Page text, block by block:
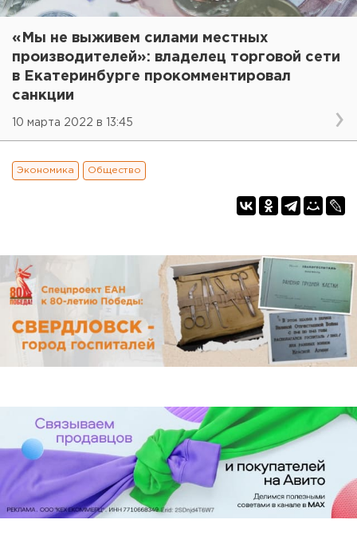
«Мы не выживем силами местных
производителей»: владелец торговой сети
в Екатеринбурге прокомментировал
санкции
10 марта 2022 в 13:45
Экономика Общество